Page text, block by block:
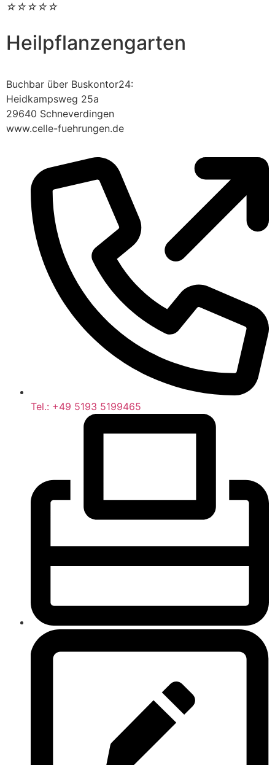
☆☆☆☆☆
Heilpflanzengarten
Buchbar über Buskontor24:
Heidkampsweg 25a
29640 Schneverdingen
www.celle-fuehrungen.de
Tel.: +49 5193 5199465